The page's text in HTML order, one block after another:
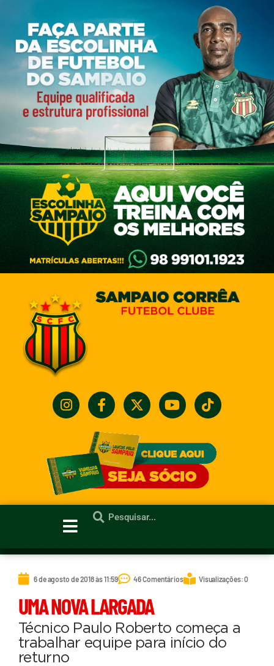
6 de agosto de 2018 às 11:59 46 Comentários Visualizações: 0
UMA NOVA LARGADA
Técnico Paulo Roberto começa a
trabalhar equipe para início do
returno